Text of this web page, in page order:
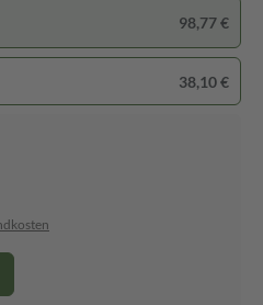
98,77 €
38,10 €